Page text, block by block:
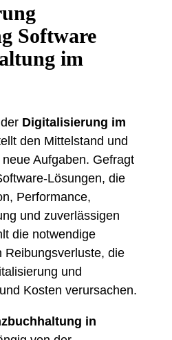
Software
im
Digitalisierung im
den Mittelstand und
Aufgaben. Gefragt
Lösungen, die
Performance,
und zuverlässigen
die notwendige
Reibungsverluste, die
und
Kosten verursachen.
in